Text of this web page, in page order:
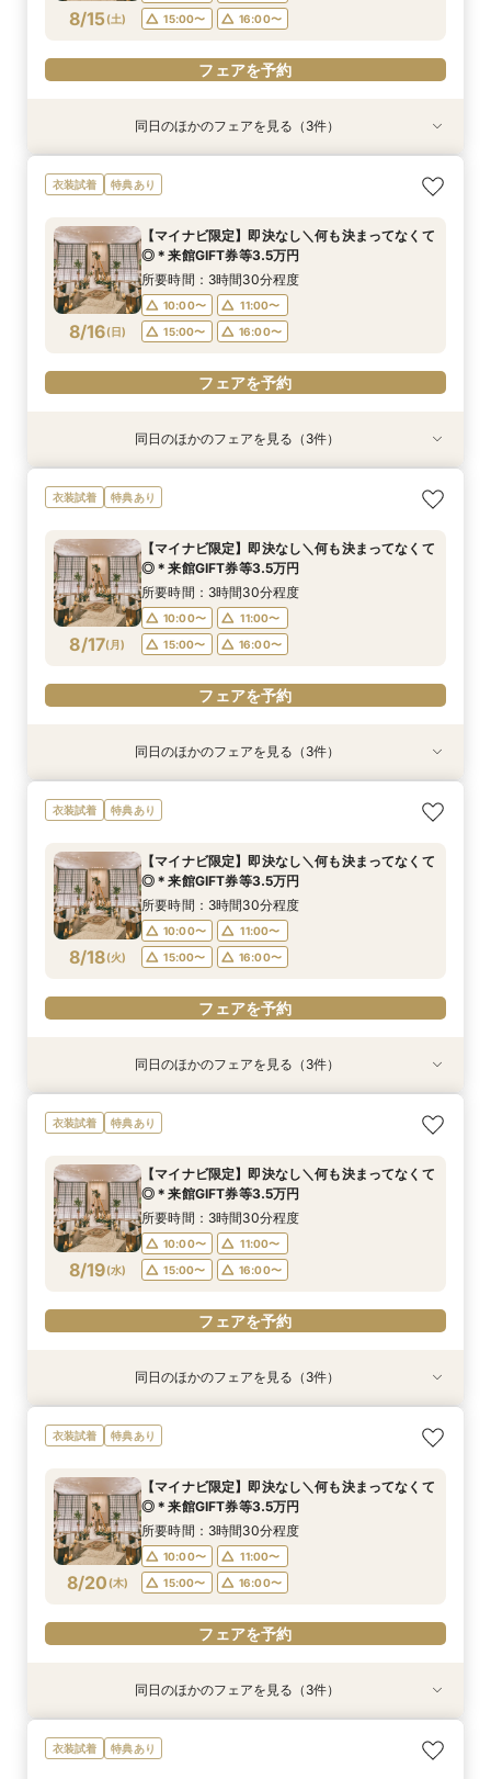
フェアを予約
フェアを予約
フェアを予約
8/15(土)
15:00〜
16:00〜
フェアを予約
特典あり
8/15(土)
＼8.8.8◆入籍お祝い／挙式料全額プレゼント！
応援キャンペーン
10:00〜
11:00〜
15:00〜
16:00〜
フェアを予約
特典あり
8/15(土)
期間限定！1件目来館特典35,000円分ギフト券付
き＼何も決まってなくて◎
10:00〜
11:00〜
15:00〜
16:00〜
フェアを予約
特典あり
8/15(土)
【少人数6名～OK】アットホームなパーティがお
得に叶う♪少人数会食会のご相談会 マイナビ限
所要時間：3時間30分程度
15:00〜
16:00〜
フェアを予約
同日のほかのフェアを見る（3件）
衣装試着 特典あり
8/16(日)
【マイナビ限定】即決なし＼何も決まってなくて
◎＊来館GIFT券等3.5万円
所要時間：3時間30分程度
10:00〜
11:00〜
15:00〜
16:00〜
フェアを予約
特典あり
8/16(日)
＼8.8.8◆入籍お祝い／挙式料全額プレゼント！
応援キャンペーン
10:00〜
11:00〜
15:00〜
16:00〜
フェアを予約
特典あり
8/16(日)
期間限定！1件目来館特典35,000円分ギフト券付
き＼何も決まってなくて◎
10:00〜
11:00〜
15:00〜
16:00〜
フェアを予約
特典あり
8/16(日)
【少人数6名～OK】アットホームなパーティがお
得に叶う♪少人数会食会のご相談会 マイナビ限
所要時間：3時間30分程度
15:00〜
16:00〜
フェアを予約
同日のほかのフェアを見る（3件）
衣装試着 特典あり
8/17(月)
【マイナビ限定】即決なし＼何も決まってなくて
◎＊来館GIFT券等3.5万円
所要時間：3時間30分程度
10:00〜
11:00〜
15:00〜
16:00〜
フェアを予約
特典あり
8/17(月)
＼8.8.8◆入籍お祝い／挙式料全額プレゼント！
応援キャンペーン
10:00〜
11:00〜
15:00〜
16:00〜
フェアを予約
特典あり
8/17(月)
期間限定！1件目来館特典35,000円分ギフト券付
き＼何も決まってなくて◎
10:00〜
11:00〜
15:00〜
16:00〜
フェアを予約
特典あり
8/17(月)
【少人数6名～OK】アットホームなパーティがお
得に叶う♪少人数会食会のご相談会 マイナビ限
所要時間：3時間30分程度
15:00〜
16:00〜
フェアを予約
同日のほかのフェアを見る（3件）
衣装試着 特典あり
8/18(火)
【マイナビ限定】即決なし＼何も決まってなくて
◎＊来館GIFT券等3.5万円
所要時間：3時間30分程度
10:00〜
11:00〜
15:00〜
16:00〜
フェアを予約
特典あり
8/18(火)
＼8.8.8◆入籍お祝い／挙式料全額プレゼント！
応援キャンペーン
10:00〜
11:00〜
15:00〜
16:00〜
フェアを予約
特典あり
8/18(火)
期間限定！1件目来館特典35,000円分ギフト券付
き＼何も決まってなくて◎
10:00〜
11:00〜
15:00〜
16:00〜
フェアを予約
特典あり
8/18(火)
【少人数6名～OK】アットホームなパーティがお
得に叶う♪少人数会食会のご相談会 マイナビ限
所要時間：3時間30分程度
15:00〜
16:00〜
フェアを予約
同日のほかのフェアを見る（3件）
衣装試着 特典あり
8/19(水)
【マイナビ限定】即決なし＼何も決まってなくて
◎＊来館GIFT券等3.5万円
所要時間：3時間30分程度
10:00〜
11:00〜
15:00〜
16:00〜
フェアを予約
特典あり
8/19(水)
＼8.8.8◆入籍お祝い／挙式料全額プレゼント！
応援キャンペーン
10:00〜
11:00〜
15:00〜
16:00〜
フェアを予約
特典あり
8/19(水)
期間限定！1件目来館特典35,000円分ギフト券付
き＼何も決まってなくて◎
10:00〜
11:00〜
15:00〜
16:00〜
フェアを予約
特典あり
8/19(水)
【少人数6名～OK】アットホームなパーティがお
得に叶う♪少人数会食会のご相談会 マイナビ限
所要時間：3時間30分程度
15:00〜
16:00〜
フェアを予約
同日のほかのフェアを見る（3件）
衣装試着 特典あり
8/20 (木)
【マイナビ限定】即決なし＼何も決まってなくて
◎＊来館GIFT券等3.5万円
所要時間：3時間30分程度
10:00〜
11:00〜
15:00〜
16:00〜
フェアを予約
特典あり
＼8.8.8◆入籍お祝い／挙式料全額プレゼント！
応援キャンペーン
特典あり
期間限定！1件目来館特典35,000円分ギフト券付
き＼何も決まってなくて◎
特典あり
【少人数6名～OK】アットホームなパーティがお
得に叶う♪少人数会食会のご相談会 マイナビ限
同日のほかのフェアを見る（3件）
衣装試着 特典あり